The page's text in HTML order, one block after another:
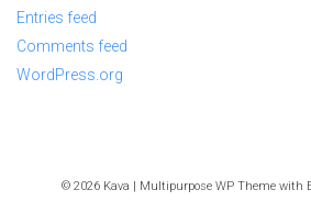
Entries feed
Comments feed
WordPress.org
© 2026 Kava | Multipurpose WP Theme with